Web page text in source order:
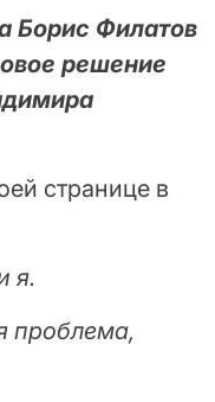
Борис Филатов
решение
странице в
я.
проблема,